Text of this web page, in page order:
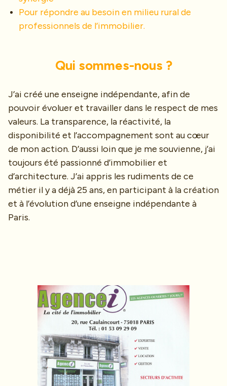
Pour répondre au besoin en milieu rural de
professionnels de l’immobilier.
Qui sommes-nous ?
J’ai créé une enseigne indépendante, afin de
pouvoir évoluer et travailler dans le respect de mes
valeurs. La transparence, la réactivité, la
disponibilité et l’accompagnement sont au cœur
de mon action. D’aussi loin que je me souvienne, j’ai
toujours été passionné d’immobilier et
d’architecture. J’ai appris les rudiments de ce
métier il y a déjà 25 ans, en participant à la création
et à l’évolution d’une enseigne indépendante à
Paris.